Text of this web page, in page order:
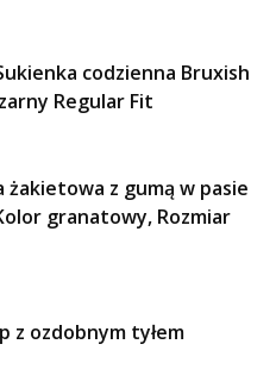
codzienna Bruxish
Regular Fit
żakietowa z gumą w pasie
granatowy, Rozmiar
z ozdobnym tyłem